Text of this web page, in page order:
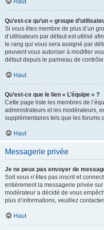
Haut
Qu’est-ce qu’un « groupe
Si vous êtes membre de plus d’un
d’utilisateurs par défaut est utilisé
le rang qui vous sera assigné par
peuvent vous autoriser à modifier
défaut depuis le panneau de contrôle
Haut
Qu’est-ce que le lien « L’équipe » ?
Cette page liste les membres de
administrateurs et les modérateurs,
supplémentaires tels que les forums
Haut
Messagerie privée
Je ne peux pas envoyer de
Soit vous n’êtes pas inscrit et
entièrement la messagerie privée
modérateur a décidé de vous
plus d’informations, veuillez
Haut